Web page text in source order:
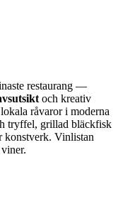
restaurang —
och kreativ
råvaror i moderna
tryffel, grillad bläckfisk
konstverk. Vinlistan